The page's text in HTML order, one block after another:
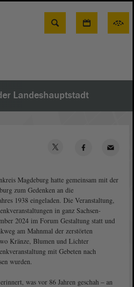
Suche
Landeshauptstadt
Magdeburg hatte gemeinsam mit der
zum Gedenken an die
1938 eingeladen. Die Veranstaltung,
in ganz Sachsen-
2024 im Forum Gestaltung statt und
am Mahnmal der zerstörten
Kränze, Blumen und Lichter
mit Gebeten nach
wurden.
was vor 86 Jahren geschah ‒ an